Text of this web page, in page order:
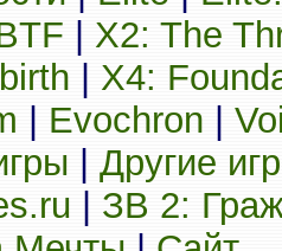
X2: The
X4:
Evochron
Другие
ЗВ 2: